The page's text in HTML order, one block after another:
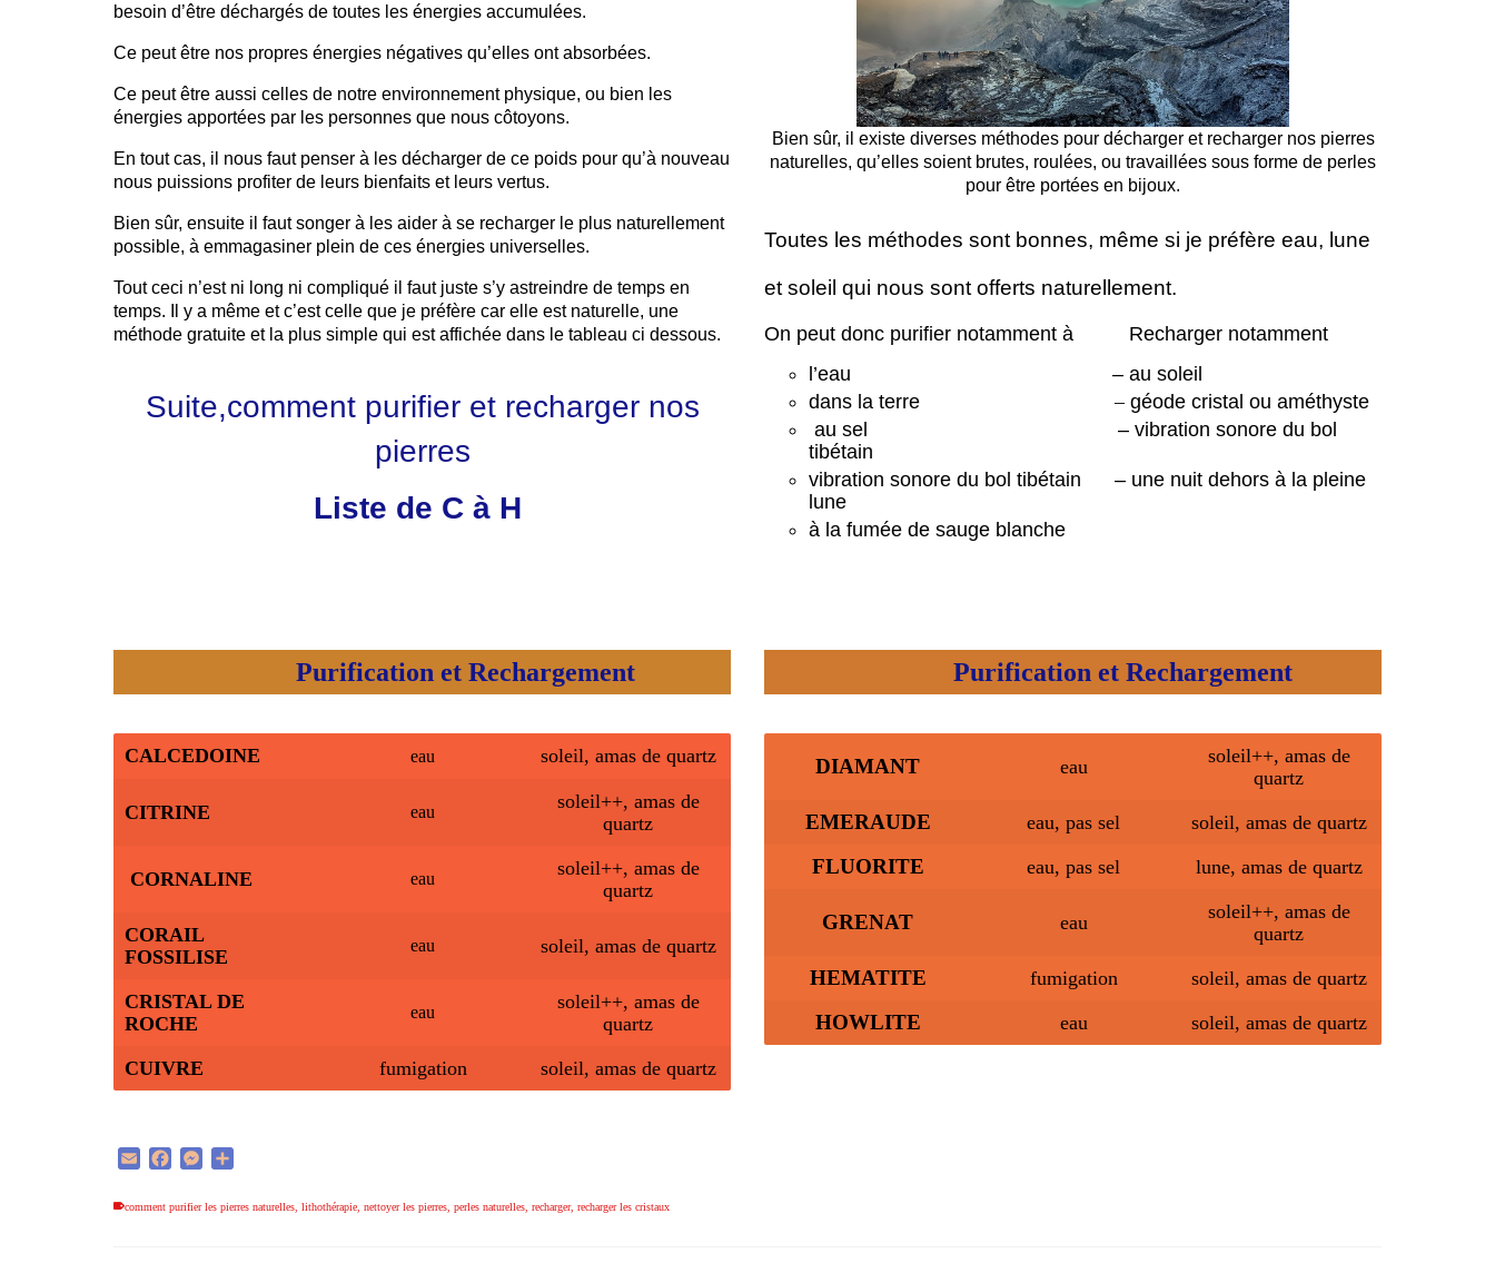
besoin d’être déchargés de toutes les énergies accumulées.
Ce peut être nos propres énergies négatives qu’elles ont absorbées.
Ce peut être aussi celles de notre environnement physique, ou bien les
énergies apportées par les personnes que nous côtoyons.
En tout cas, il nous faut penser à les décharger de ce poids pour qu’à nouveau
nous puissions profiter de leurs bienfaits et leurs vertus.
Bien sûr, ensuite il faut songer à les aider à se recharger le plus naturellement
possible, à emmagasiner plein de ces énergies universelles.
Tout ceci n’est ni long ni compliqué il faut juste s’y astreindre de temps en
temps. Il y a même et c’est celle que je préfère car elle est naturelle, une
méthode gratuite et la plus simple qui est affichée dans le tableau ci dessous.
Suite,comment purifier et recharger nos
pierres
Liste de C à H
magnifique géode de quartz qui se recharge au soleil
Bien sûr, il existe diverses méthodes pour décharger et recharger nos pierres
naturelles, qu’elles soient brutes, roulées, ou travaillées sous forme de perles
pour être portées en bijoux.
Toutes les méthodes sont bonnes, même si je préfère eau, lune
et soleil qui nous sont offerts naturellement.
On peut donc purifier notamment à Recharger notamment
l’eau – au soleil
dans la terre
– géode cristal ou améthyste
au sel – vibration sonore du bol
tibétain
vibration sonore du bol tibétain – une nuit dehors à la pleine
lune
à la fumée de sauge blanche
Purification et Rechargement
CALCEDOINE eau soleil, amas de quartz
CITRINE eau
soleil++, amas de
quartz
CORNALINE eau
soleil++, amas de
quartz
CORAIL
FOSSILISE
eau soleil, amas de quartz
CRISTAL DE
ROCHE
eau
soleil++, amas de
quartz
CUIVRE
fumigation soleil, amas de quartz
Purification et Rechargement
DIAMANT eau
soleil++, amas de
quartz
EMERAUDE eau, pas sel soleil, amas de quartz
FLUORITE eau, pas sel lune, amas de quartz
GRENAT eau
soleil++, amas de
quartz
HEMATITE fumigation soleil, amas de quartz
HOWLITE eau soleil, amas de quartz
Email FacebookMessenger
comment purifier les pierres naturelles lithothérapie nettoyer les pierres perles naturelles recharger, recharger les cristaux